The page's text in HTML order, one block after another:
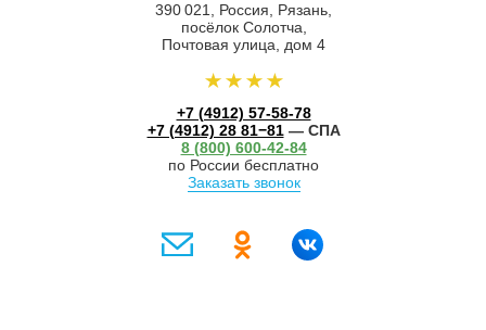
390 021, Россия, Рязань,
посёлок Солотча,
Почтовая улица, дом 4
+7 (4912) 57-58-78
+7 (4912) 28 81−81— СПА
8 (800) 600-42-84
по России бесплатно
Заказать звонок